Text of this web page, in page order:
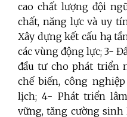
cao chất lượng đội
chất, năng lực và uy
Xây dựng kết cấu hạ
các vùng động lực; 3-
đầu tư cho phát triển
chế biến, công
lịch; 4- Phát triển
vững, tăng cường sinh